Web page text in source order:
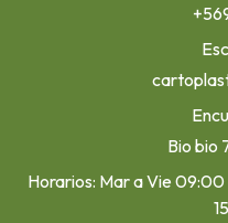
Bio bio
Horarios: Mar a Vie